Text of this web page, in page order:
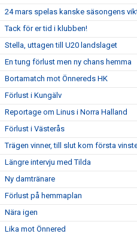
24 mars spelas kanske säsongens
Tack för er tid i klubben!
Stella, uttagen till U20 landslaget
En tung förlust men ny chans hemma
Bortamatch mot Önnereds HK
Förlust i Kungälv
Reportage om Linus i Norra Halland
Förlust i Västerås
Trägen vinner, till slut kom första
Längre intervju med Tilda
Ny damtränare
Förlust på hemmaplan
Nära igen
Lika mot Önnered